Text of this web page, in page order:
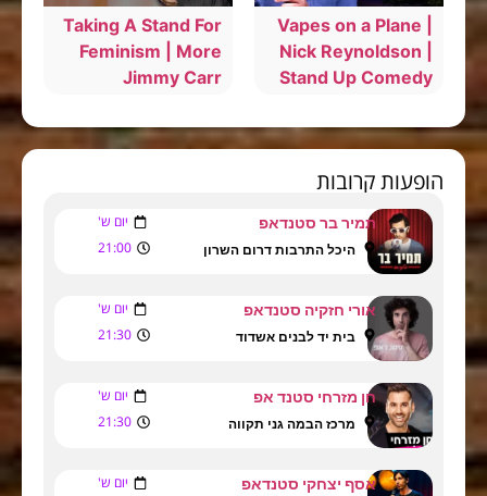
Vapes on a Plane |
Nick Reynoldson |
Stand Up Comedy
Taking A Stand For
Feminism | More
Jimmy Carr
הופעות קרובות
תמיר בר סטנדאפ יום ש'
היכל התרבות דרום השרון 21:00
אורי חזקיה סטנדאפ יום ש'
בית יד לבנים אשדוד 21:30
חן מזרחי סטנד אפ יום ש'
מרכז הבמה גני תקווה 21:30
אסף יצחקי סטנדאפ יום ש'